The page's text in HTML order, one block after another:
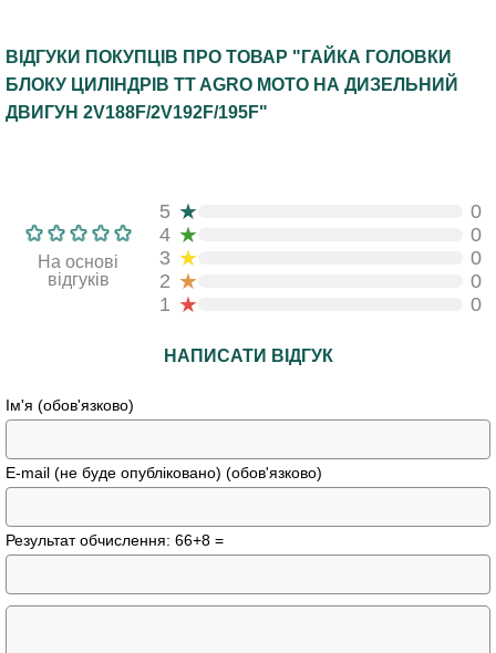
ВІДГУКИ ПОКУПЦІВ ПРО ТОВАР "ГАЙКА ГОЛОВКИ
БЛОКУ ЦИЛІНДРІВ TT AGRO MOTO НА ДИЗЕЛЬНИЙ
ДВИГУН 2V188F/2V192F/195F"
На основі
відгуків
5 ★
0
4 ★
0
3 ★
0
2 ★
0
1 ★ 0
НАПИСАТИ ВІДГУК
Ім'я (обов'язково)
E-mail (не буде опубліковано) (обов'язково)
Результат обчислення: 66+8 =